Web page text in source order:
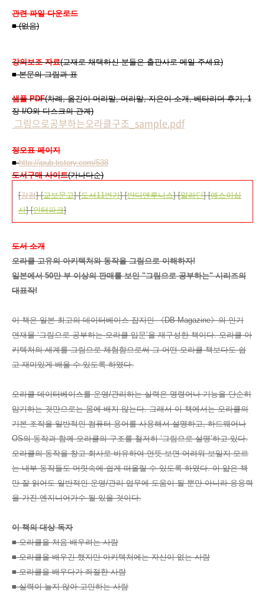
관련 파일 다운로드
■ (없음)
강의보조 자료(교재로 채택하신 분들은 출판사로 메일 주세요)
■ 본문의 그림과 표
샘플 PDF(차례, 옮긴이 머리말, 머리말, 지은이 소개, 베타리더 후기, 1
장 I/O와 디스크의 관계)
그림으로공부하는오라클구조_sample.pdf
정오표 페이지
■http://jpub.tistory.com/538
도서구매 사이트(가나다순)
[강컴] [교보문고] [도서11번가] [반디앤루니스] [알라딘] [예스이십
사] [인터파크]
도서 소개
오라클 고유의 아키텍처와 동작을 그림으로 이해하자!
일본에서 50만 부 이상의 판매를 보인 "그림으로 공부하는" 시리즈의
대표작!
이 책은 일본 최고의 데이터베이스 잡지인 《DB Magazine》의 인기
연재물 ‘그림으로 공부하는 오라클 입문’을 재구성한 책이다. 오라클 아
키텍처의 세계를 그림으로 체험함으로써 그 어떤 오라클 책보다도 쉽
고 재미있게 배울 수 있도록 하였다.
오라클 데이터베이스를 운영/관리하는 실력은 명령어나 기능을 단순히
암기하는 것만으로는 몸에 배지 않는다. 그래서 이 책에서는 오라클의
기본 조작을 일반적인 컴퓨터 용어를 사용해서 설명하고, 하드웨어나
OS의 동작과 함께 오라클의 구조를 철저히 ‘그림으로 설명’하고 있다.
오라클의 동작을 창고 회사로 비유하여 언뜻 보면 어려워 보일지 모르
는 내부 동작들도 머릿속에 쉽게 떠올릴 수 있도록 하였다. 이 얇은 책
만 잘 읽어도 일반적인 운영/관리 업무에 도움이 될 뿐만 아니라 응용력
을 가진 엔지니어가수 될 있을 것이다.
이 책의 대상 독자
■ 오라클을 처음 배우려는 사람
■ 오라클을 배우긴 했지만 아키텍처에는 자신이 없는 사람
■ 오라클을 배우다가 좌절한 사람
■ 실력이 늘지 않아 고민하는 사람